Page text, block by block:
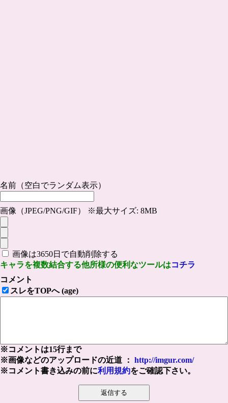
名前（空白でランダム表示）
画像（JPEG/PNG/GIF） ※最大サイズ: 8MB
画像は3650日で自動削除する
キャラを複数結合する他所様の便利なツールはコチラ
コメント
スレをTOPへ (age)
※コメントは15行まで
※画像などのアップロードの近道 ： http://imgur.com/
※コメント書き込みの前に利用規約をご確認下さい。